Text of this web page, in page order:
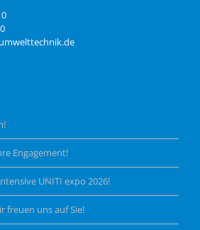
Engagement!
UNITI expo 2026!
freuen uns auf Sie!